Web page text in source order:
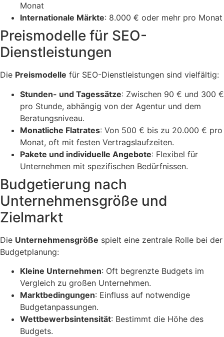
Monat
Internationale Märkte: 8.000 € oder mehr pro Monat
Preismodelle für SEO-
Dienstleistungen
Die Preismodelle für SEO-Dienstleistungen sind vielfältig:
Stunden- und Tagessätze: Zwischen 90 € und 300 €
pro Stunde, abhängig von der Agentur und dem
Beratungsniveau.
Monatliche Flatrates: Von 500 € bis zu 20.000 € pro
Monat, oft mit festen Vertragslaufzeiten.
Pakete und individuelle Angebote: Flexibel für
Unternehmen mit spezifischen Bedürfnissen.
Budgetierung nach
Unternehmensgröße und
Zielmarkt
Die Unternehmensgröße spielt eine zentrale Rolle bei der
Budgetplanung:
Kleine Unternehmen: Oft begrenzte Budgets im
Vergleich zu großen Unternehmen.
Marktbedingungen: Einfluss auf notwendige
Budgetanpassungen.
Wettbewerbsintensität: Bestimmt die Höhe des
Budgets.